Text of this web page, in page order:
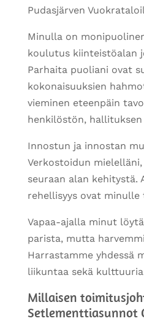
Pudasjärven
Minulla on
koulutus kiinteistöalan
Parhaita puoliani ovat
kokonaisuuksien
vieminen eteenpäin
henkilöstön, hallituksen
Innostun ja innostan
Verkostoidun
seuraan alan kehitystä.
rehellisyys ovat minulle
Vapaa-ajalla minut
parista, mutta
Harrastamme yhdessä
liikuntaa sekä
Millaisen
Setlementtiasunnot